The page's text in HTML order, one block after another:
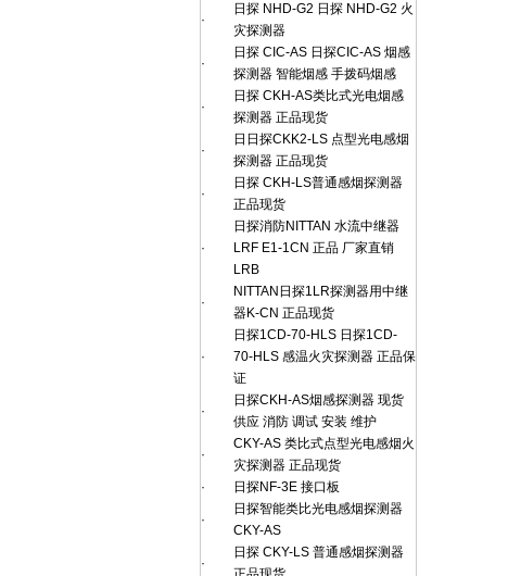
·
日探 NHD-G2 日探 NHD-G2 火
灾探测器
·
日探 CIC-AS 日探CIC-AS 烟感
探测器 智能烟感 手拨码烟感
·
日探 CKH-AS类比式光电烟感
探测器 正品现货
·
日日探CKK2-LS 点型光电感烟
探测器 正品现货
·
日探 CKH-LS普通感烟探测器
正品现货
·
日探消防NITTAN 水流中继器
LRF E1-1CN 正品 厂家直销
LRB
·
NITTAN日探1LR探测器用中继
器K-CN 正品现货
·
日探1CD-70-HLS 日探1CD-
70-HLS 感温火灾探测器 正品保
证
·
日探CKH-AS烟感探测器 现货
供应 消防 调试 安装 维护
·
CKY-AS 类比式点型光电感烟火
灾探测器 正品现货
·
日探NF-3E 接口板
·
日探智能类比光电感烟探测器
CKY-AS
·
日探 CKY-LS 普通感烟探测器